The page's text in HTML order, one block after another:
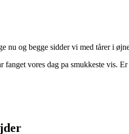
nu og begge sidder vi med tårer i
vores dag pa smukkeste vis.